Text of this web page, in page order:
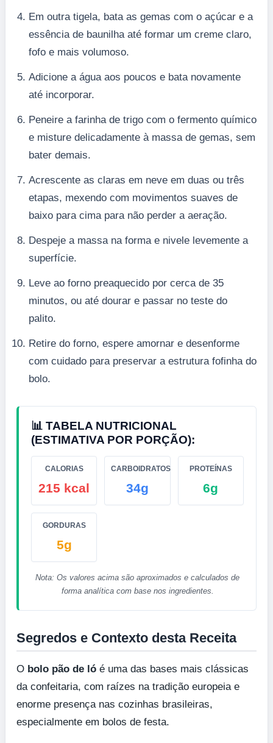
Em outra tigela, bata as gemas com o açúcar e a
essência de baunilha até formar um creme claro,
fofo e mais volumoso.
Adicione a água aos poucos e bata novamente
até incorporar.
Peneire a farinha de trigo com o fermento químico
e misture delicadamente à massa de gemas, sem
bater demais.
Acrescente as claras em neve em duas ou três
etapas, mexendo com movimentos suaves de
baixo para cima para não perder a aeração.
Despeje a massa na forma e nivele levemente a
superfície.
Leve ao forno preaquecido por cerca de 35
minutos, ou até dourar e passar no teste do
palito.
Retire do forno, espere amornar e desenforme
com cuidado para preservar a estrutura fofinha do
bolo.
📊 TABELA NUTRICIONAL
(ESTIMATIVA POR PORÇÃO):
CALORIAS
215 kcal
CARBOIDRATOS
34g
PROTEÍNAS
6g
GORDURAS
5g
Nota: Os valores acima são aproximados e calculados de
forma analítica com base nos ingredientes.
Segredos e Contexto desta Receita
O bolo pão de ló é uma das bases mais clássicas
da confeitaria, com raízes na tradição europeia e
enorme presença nas cozinhas brasileiras,
especialmente em bolos de festa.